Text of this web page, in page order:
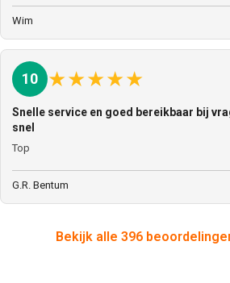
Wim
10 ★★★★★
Snelle service en goed bereikbaar bij
snel
Top
G.R. Bentum
Bekijk alle 396